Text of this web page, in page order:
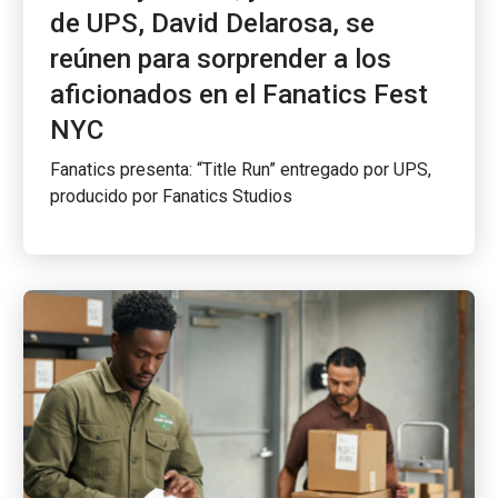
de UPS, David Delarosa, se
reúnen para sorprender a los
aficionados en el Fanatics Fest
NYC
Fanatics presenta: “Title Run” entregado por UPS,
producido por Fanatics Studios